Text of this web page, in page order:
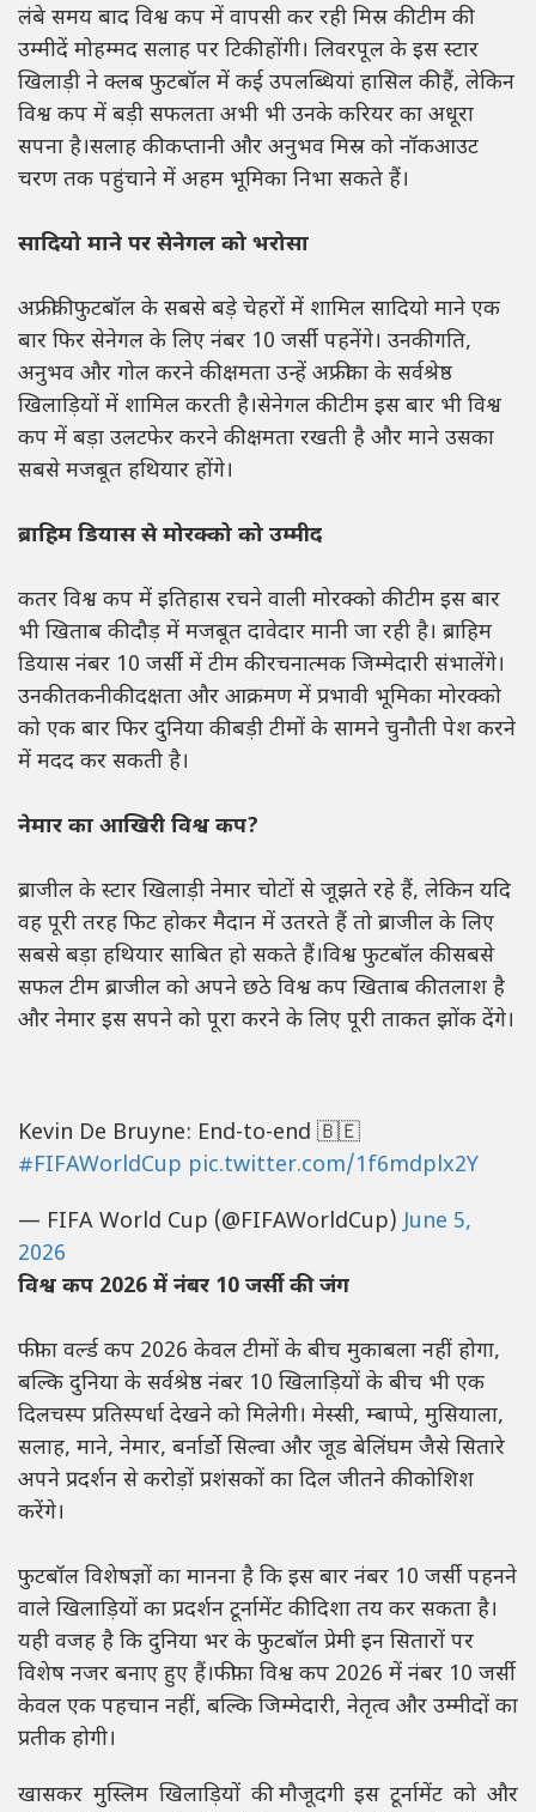
लंबे समय बाद विश्व कप में वापसी कर रही मिस्र की टीम की
उम्मीदें मोहम्मद सलाह पर टिकी होंगी। लिवरपूल के इस स्टार
खिलाड़ी ने क्लब फुटबॉल में कई उपलब्धियां हासिल की हैं, लेकिन
विश्व कप में बड़ी सफलता अभी भी उनके करियर का अधूरा
सपना है।सलाह की कप्तानी और अनुभव मिस्र को नॉकआउट
चरण तक पहुंचाने में अहम भूमिका निभा सकते हैं।
सादियो माने पर सेनेगल को भरोसा
अफ्रीकी फुटबॉल के सबसे बड़े चेहरों में शामिल सादियो माने एक
बार फिर सेनेगल के लिए नंबर 10 जर्सी पहनेंगे। उनकी गति,
अनुभव और गोल करने की क्षमता उन्हें अफ्रीका के सर्वश्रेष्ठ
खिलाड़ियों में शामिल करती है।सेनेगल की टीम इस बार भी विश्व
कप में बड़ा उलटफेर करने की क्षमता रखती है और माने उसका
सबसे मजबूत हथियार होंगे।
ब्राहिम डियास से मोरक्को को उम्मीद
कतर विश्व कप में इतिहास रचने वाली मोरक्को की टीम इस बार
भी खिताब की दौड़ में मजबूत दावेदार मानी जा रही है। ब्राहिम
डियास नंबर 10 जर्सी में टीम की रचनात्मक जिम्मेदारी संभालेंगे।
उनकी तकनीकी दक्षता और आक्रमण में प्रभावी भूमिका मोरक्को
को एक बार फिर दुनिया की बड़ी टीमों के सामने चुनौती पेश करने
में मदद कर सकती है।
नेमार का आखिरी विश्व कप?
ब्राजील के स्टार खिलाड़ी नेमार चोटों से जूझते रहे हैं, लेकिन यदि
वह पूरी तरह फिट होकर मैदान में उतरते हैं तो ब्राजील के लिए
सबसे बड़ा हथियार साबित हो सकते हैं।विश्व फुटबॉल की सबसे
सफल टीम ब्राजील को अपने छठे विश्व कप खिताब की तलाश है
और नेमार इस सपने को पूरा करने के लिए पूरी ताकत झोंक देंगे।
Kevin De Bruyne: End-to-end 🇧🇪
#FIFAWorldCup pic.twitter.com/1f6mdplx2Y
— FIFA World Cup (@FIFAWorldCup) June 5,
2026
विश्व कप 2026 में नंबर 10 जर्सी की जंग
फीफा वर्ल्ड कप 2026 केवल टीमों के बीच मुकाबला नहीं होगा,
बल्कि दुनिया के सर्वश्रेष्ठ नंबर 10 खिलाड़ियों के बीच भी एक
दिलचस्प प्रतिस्पर्धा देखने को मिलेगी। मेस्सी, म्बाप्पे, मुसियाला,
सलाह, माने, नेमार, बर्नार्डो सिल्वा और जूड बेलिंघम जैसे सितारे
अपने प्रदर्शन से करोड़ों प्रशंसकों का दिल जीतने की कोशिश
करेंगे।
फुटबॉल विशेषज्ञों का मानना है कि इस बार नंबर 10 जर्सी पहनने
वाले खिलाड़ियों का प्रदर्शन टूर्नामेंट की दिशा तय कर सकता है।
यही वजह है कि दुनिया भर के फुटबॉल प्रेमी इन सितारों पर
विशेष नजर बनाए हुए हैं।फीफा विश्व कप 2026 में नंबर 10 जर्सी
केवल एक पहचान नहीं, बल्कि जिम्मेदारी, नेतृत्व और उम्मीदों का
प्रतीक होगी।
खासकर मुस्लिम खिलाड़ियों की मौजूदगी इस टूर्नामेंट को और